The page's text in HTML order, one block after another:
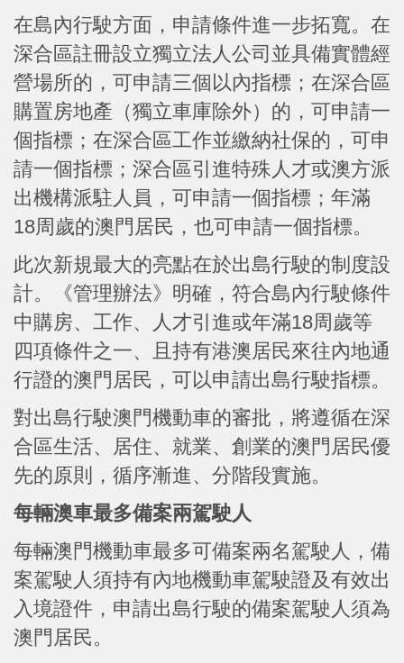
在島內行駛方面，申請條件進一步拓寬。在
深合區註冊設立獨立法人公司並具備實體經
營場所的，可申請三個以內指標；在深合區
購置房地產（獨立車庫除外）的，可申請一
個指標；在深合區工作並繳納社保的，可申
請一個指標；深合區引進特殊人才或澳方派
出機構派駐人員，可申請一個指標；年滿
18周歲的澳門居民，也可申請一個指標。
此次新規最大的亮點在於出島行駛的制度設
計。《管理辦法》明確，符合島內行駛條件
中購房、工作、人才引進或年滿18周歲等
四項條件之一、且持有港澳居民來往內地通
行證的澳門居民，可以申請出島行駛指標。
對出島行駛澳門機動車的審批，將遵循在深
合區生活、居住、就業、創業的澳門居民優
先的原則，循序漸進、分階段實施。
每輛澳車最多備案兩駕駛人
每輛澳門機動車最多可備案兩名駕駛人，備
案駕駛人須持有內地機動車駕駛證及有效出
入境證件，申請出島行駛的備案駕駛人須為
澳門居民。